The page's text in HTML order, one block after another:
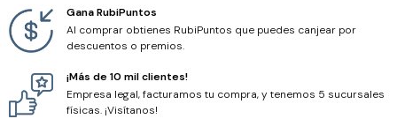
Gana RubiPuntos
Al comprar obtienes RubiPuntos que puedes canjear por
descuentos o premios.
¡Más de 10 mil clientes!
Empresa legal, facturamos tu compra, y tenemos 5 sucursales
físicas. ¡Visítanos!